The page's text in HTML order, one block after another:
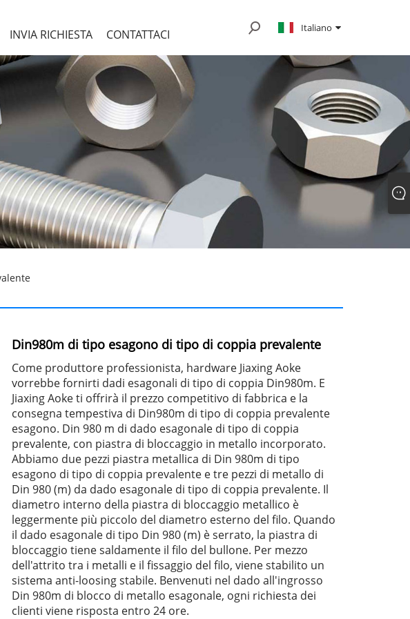
INVIA RICHIESTA CONTATTACI Italiano
Din980m di tipo esagono di tipo di coppia prevalente
Come produttore professionista, hardware Jiaxing Aoke
vorrebbe fornirti dadi esagonali di tipo di coppia Din980m. E
Jiaxing Aoke ti offrirà il prezzo competitivo di fabbrica e la
consegna tempestiva di Din980m di tipo di coppia prevalente
esagono. Din 980 m di dado esagonale di tipo di coppia
prevalente, con piastra di bloccaggio in metallo incorporato.
Abbiamo due pezzi piastra metallica di Din 980m di tipo
esagono di tipo di coppia prevalente e tre pezzi di metallo di
Din 980 (m) da dado esagonale di tipo di coppia prevalente. Il
diametro interno della piastra di bloccaggio metallico è
leggermente più piccolo del diametro esterno del filo. Quando
il dado esagonale di tipo Din 980 (m) è serrato, la piastra di
bloccaggio tiene saldamente il filo del bullone. Per mezzo
dell'attrito tra i metalli e il fissaggio del filo, viene stabilito un
sistema anti-loosing stabile. Benvenuti nel dado all'ingrosso
Din 980m di blocco di metallo esagonale, ogni richiesta dei
clienti viene risposta entro 24 ore.